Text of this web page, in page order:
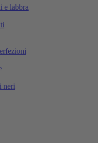
e labbra
neri